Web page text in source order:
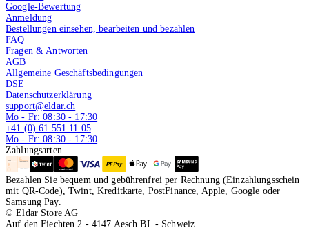
Google-Bewertung
Anmeldung
Bestellungen einsehen, bearbeiten und bezahlen
FAQ
Fragen & Antworten
AGB
Allgemeine Geschäftsbedingungen
DSE
Datenschutzerklärung
support@eldar.ch
Mo - Fr: 08:30 - 17:30
+41 (0) 61 551 11 05
Mo - Fr: 08:30 - 17:30
Zahlungsarten
Bezahlen Sie bequem und gebührenfrei per Rechnung (Einzahlungsschein
mit QR-Code), Twint, Kreditkarte, PostFinance, Apple, Google oder
Samsung Pay.
© Eldar Store AG
Auf den Fiechten 2 - 4147 Aesch BL - Schweiz